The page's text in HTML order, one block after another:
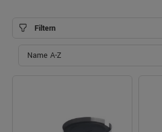
Filtern